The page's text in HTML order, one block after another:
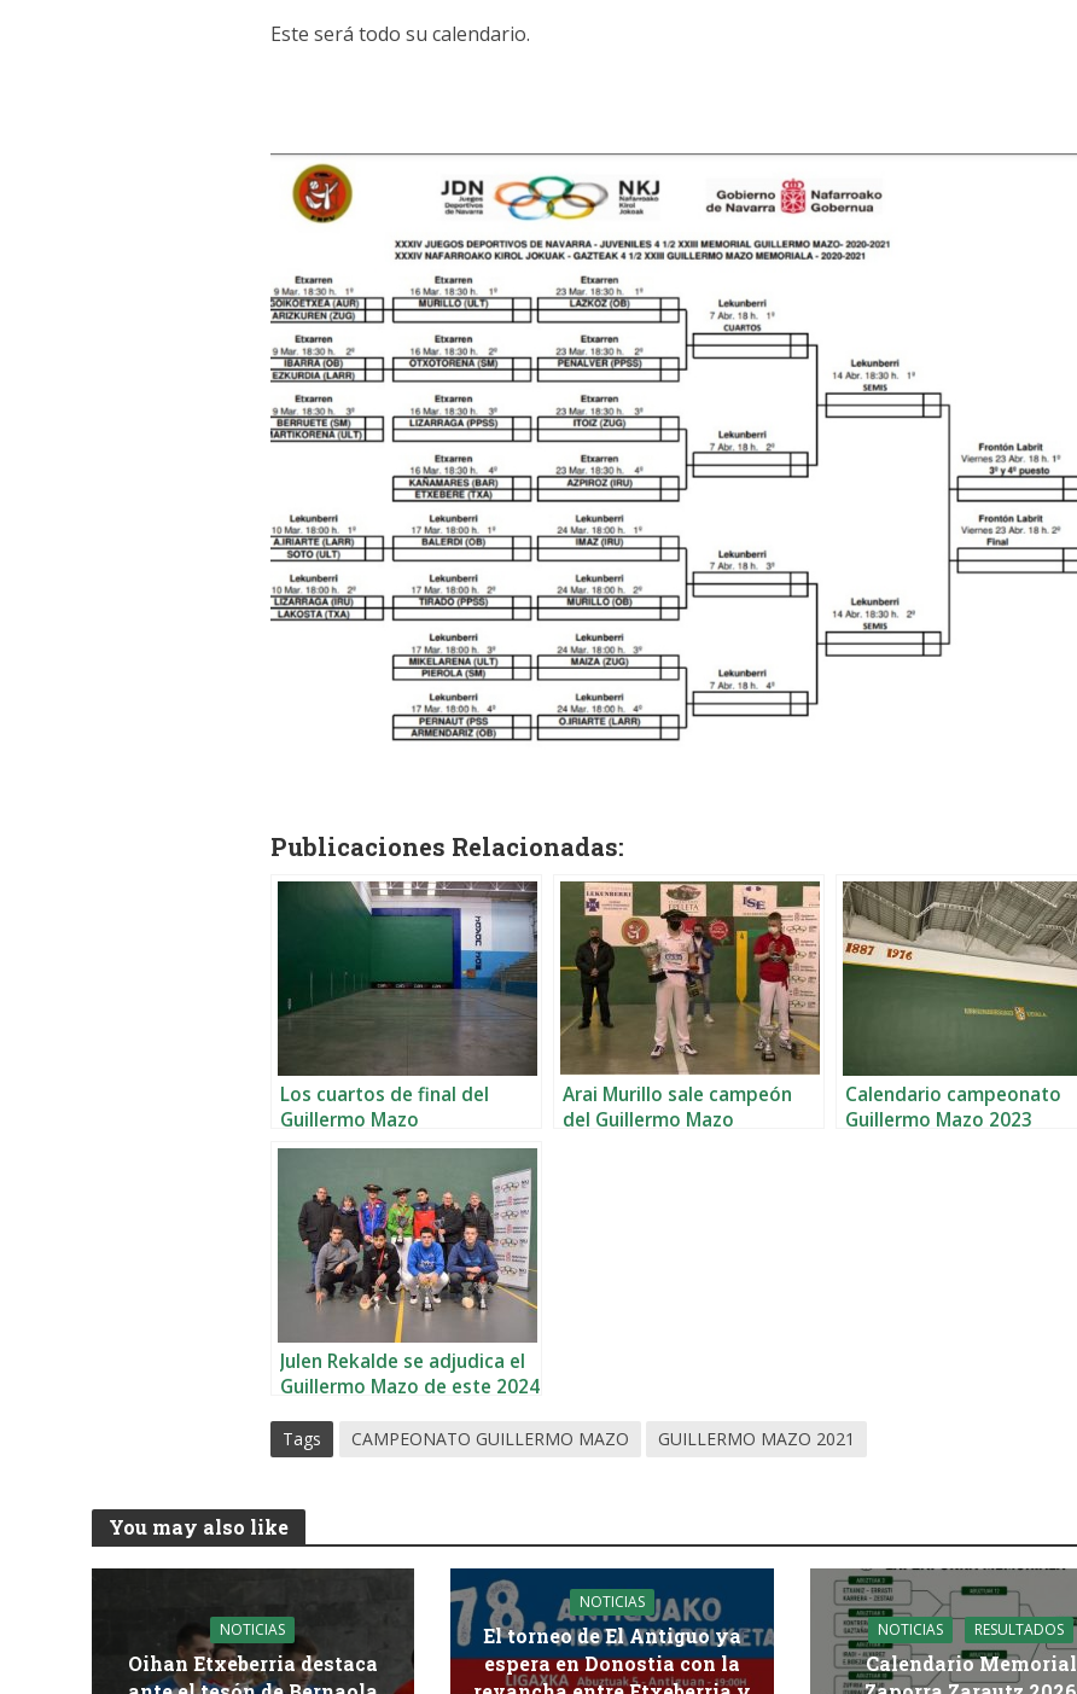
Este será todo su calendario.
Publicaciones Relacionadas:
Los cuartos de final del
Guillermo Mazo
Arai Murillo sale campeón
del Guillermo Mazo
Calendario campeonato
Guillermo Mazo 2023
Julen Rekalde se adjudica el
Guillermo Mazo de este 2024
Tags CAMPEONATO GUILLERMO MAZO GUILLERMO MAZO 2021
You may also like
NOTICIAS
Oihan Etxeberria destaca
NOTICIAS
El torneo de El Antiguo ya
espera en Donostia con la
NOTICIAS RESULTADOS
Calendario Memorial